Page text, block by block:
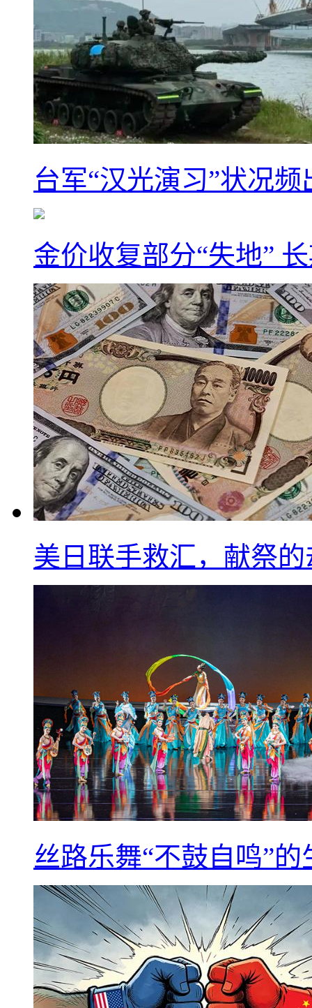
台军“汉光演习”状况
金价收复部分“失地”
美日联手救汇，献祭
丝路乐舞“不鼓自鸣”